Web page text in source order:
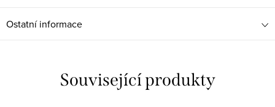
Ostatní informace
Související produkty